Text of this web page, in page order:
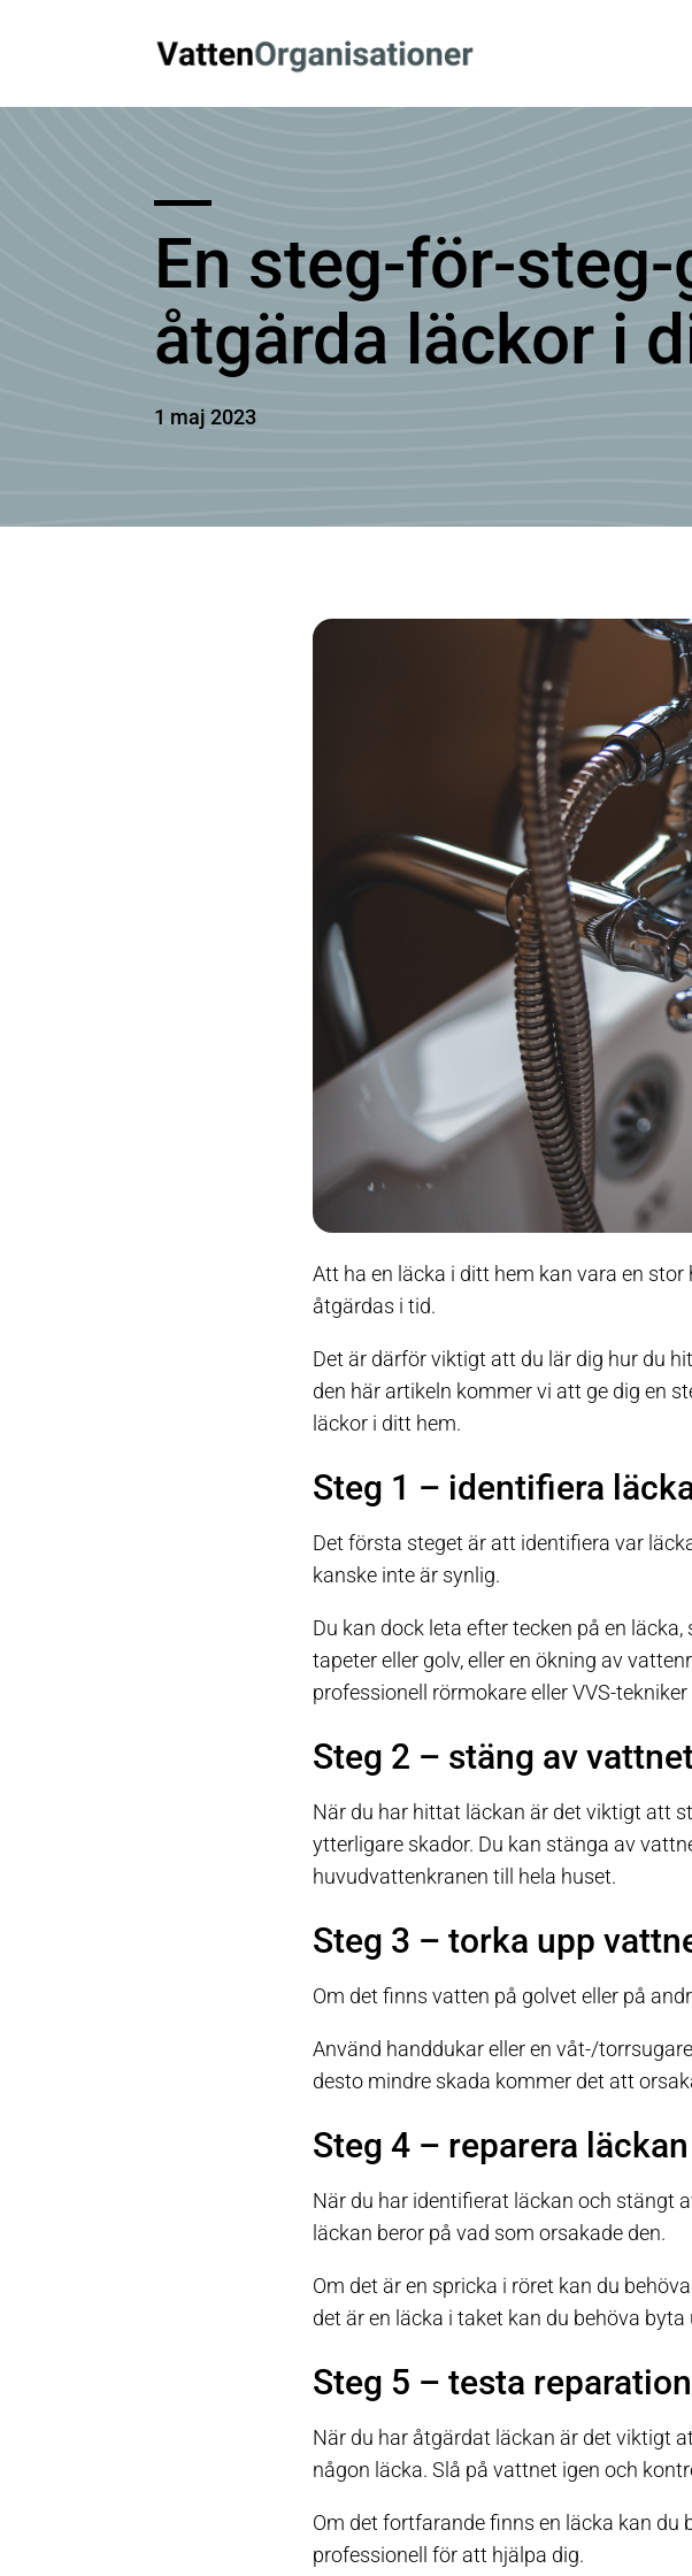
En steg-för-
åtgärda läckor i
1 maj 2023
Att ha en läcka i ditt hem kan vara en
åtgärdas i tid.
Det är därför viktigt att du lär dig hur du
den här artikeln kommer vi att ge dig en
läckor i ditt hem.
Steg 1 – identifiera
Det första steget är att identifiera var
kanske inte är synlig.
Du kan dock leta efter tecken på en
tapeter eller golv, eller en ökning av
professionell rörmokare eller VVS-
Steg 2 – stäng av
När du har hittat läckan är det viktigt att
ytterligare skador. Du kan stänga av
huvudvattenkranen till hela huset.
Steg 3 – torka upp
Om det finns vatten på golvet eller på
Använd handdukar eller en våt-/
desto mindre skada kommer det att
Steg 4 – reparera läckan
När du har identifierat läckan och stängt
läckan beror på vad som orsakade den.
Om det är en spricka i röret kan du
det är en läcka i taket kan du behöva
Steg 5 – testa
När du har åtgärdat läckan är det viktigt
någon läcka. Slå på vattnet igen och
Om det fortfarande finns en läcka kan du
professionell för att hjälpa dig.